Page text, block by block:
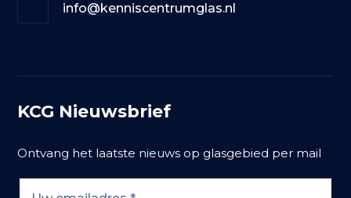
info@kenniscentrumglas.nl
KCG Nieuwsbrief
Ontvang het laatste nieuws op glasgebied per mail